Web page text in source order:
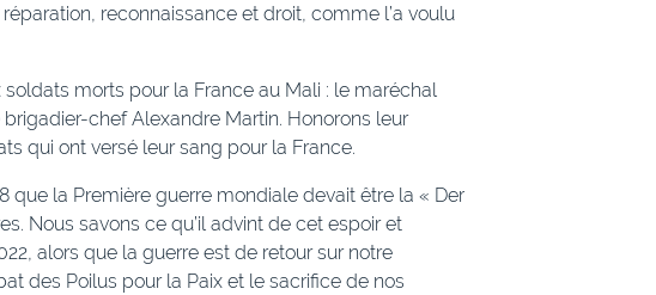
reconnaissance et droit, comme l’a voulu
morts pour la France au Mali : le maréchal
chef Alexandre Martin. Honorons leur
qui ont versé leur sang pour la France.
que la Première guerre mondiale devait être la « Der
Nous savons ce qu’il advint de cet espoir et
alors que la guerre est de retour sur notre
des Poilus pour la Paix et le sacrifice de nos